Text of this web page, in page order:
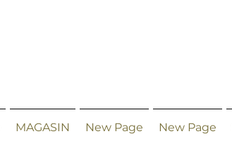
MAGASIN New Page New Page